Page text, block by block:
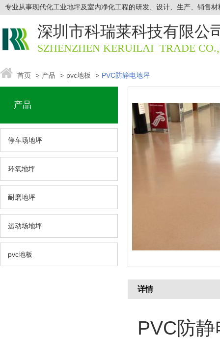
专业从事现代化工业地坪及室内净化工程的研发、设计、生产、销售
深圳市科瑞莱科技有限公
SZHENZHEN KERUILAI TRADE
首页 > 产品 > pvc地板 > PVC防静电地坪
产品
停车场地坪
环氧地坪
耐磨地坪
运动场地坪
pvc地板
详情
PVC防